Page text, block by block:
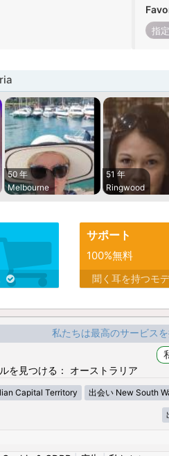
指
50 年
Melbourne
51 年
Ringwood
サポート
100%無料
聞く耳を持つモ
私たちは最高のサービス
を見つける： オーストラリア
Capital Territory 出会い New South